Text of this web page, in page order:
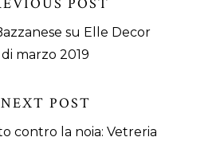
POST
su Elle Decor
di marzo 2019
NEXT POST
contro la noia: Vetreria